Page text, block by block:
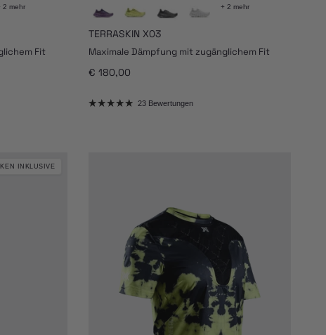
2 mehr
Fit
+ 2 mehr
TERRASKIN X03
Maximale Dämpfung mit zugänglichem Fit
Normaler Preis
€ 180,00
23 Bewertungen
INKLUSIVE